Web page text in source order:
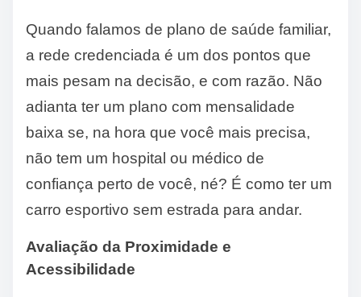
Quando falamos de plano de saúde familiar,
a rede credenciada é um dos pontos que
mais pesam na decisão, e com razão. Não
adianta ter um plano com mensalidade
baixa se, na hora que você mais precisa,
não tem um hospital ou médico de
confiança perto de você, né? É como ter um
carro esportivo sem estrada para andar.
Avaliação da Proximidade e
Acessibilidade